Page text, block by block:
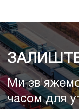
Ми
часом для